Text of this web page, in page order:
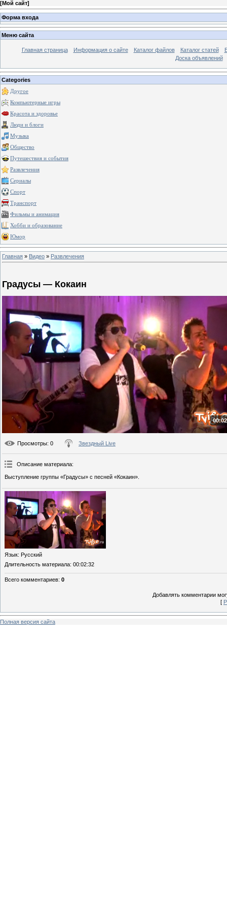
[Мой сайт]
Форма входа
Меню сайта
Главная страница Информация о сайте Каталог файлов Каталог статей
Доска объявлений
Categories
Другое
Компьютерные игры
Красота и здоровье
Люди и блоги
Музыка
Общество
Путешествия и события
Развлечения
Сериалы
Спорт
Транспорт
Фильмы и анимация
Хобби и образование
Юмор
Главная » Видео » Развлечения
Градусы — Кокаин
Просмотры: 0 Звездный Live
Описание материала:
Выступление группы «Градусы» с песней «Кокаин».
Язык: Русский
Длительность материала: 00:02:32
Всего комментариев: 0
Добавлять комментарии
[
Полная версия сайта